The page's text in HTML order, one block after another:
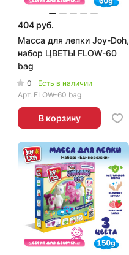
404 руб.
Масса для лепки Joy-Doh,
набор ЦВЕТЫ FLOW-60
bag
0
Есть в наличии
Арт. FLOW-60 bag
В корзину